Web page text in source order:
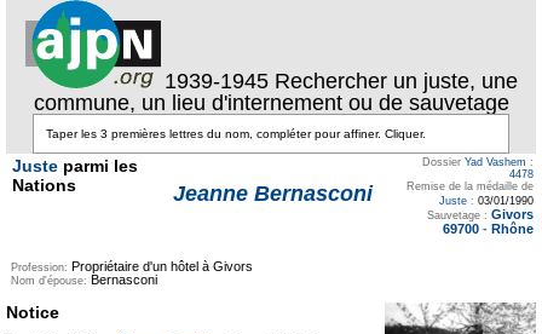
1939-1945 Rechercher un juste, une
commune, un lieu d'internement ou de sauvetage
Juste parmi les
Nations
Jeanne Bernasconi
Dossier Yad Vashem :
4478
Remise de la médaille de
Juste : 03/01/1990
Sauvetage : Givors
69700 - Rhône
Profession: Propriétaire d'un hôtel à Givors
Nom d'épouse: Bernasconi
Notice